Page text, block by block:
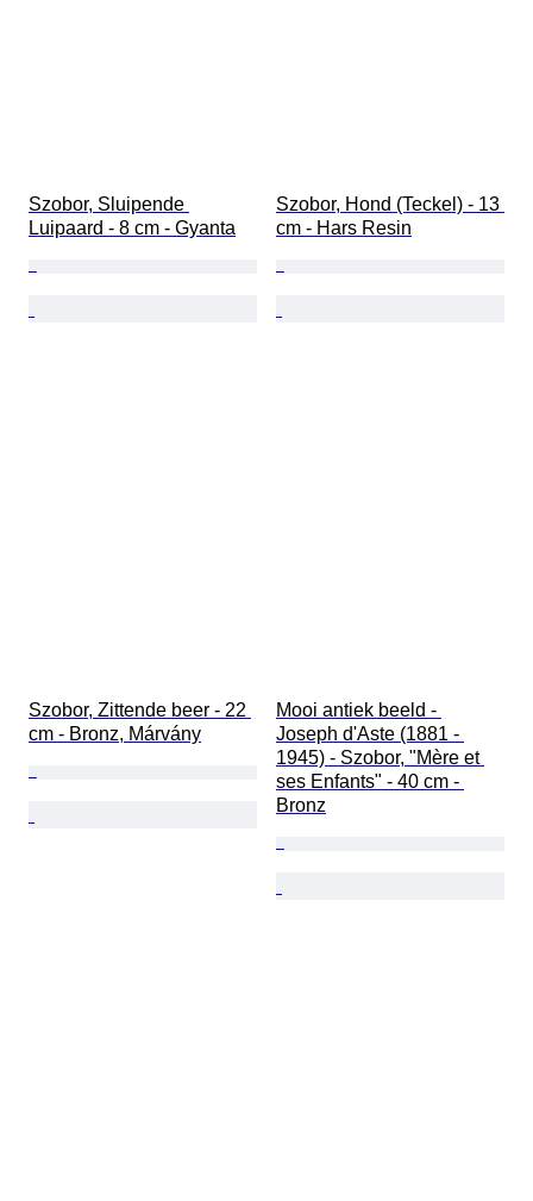
Szobor, Sluipende
Luipaard - 8 cm - Gyanta
Szobor, Hond (Teckel) - 13
cm - Hars Resin
Szobor, Zittende beer - 22
cm - Bronz, Márvány
Mooi antiek beeld -
Joseph d'Aste (1881 -
1945) - Szobor, "Mère et
ses Enfants" - 40 cm -
Bronz